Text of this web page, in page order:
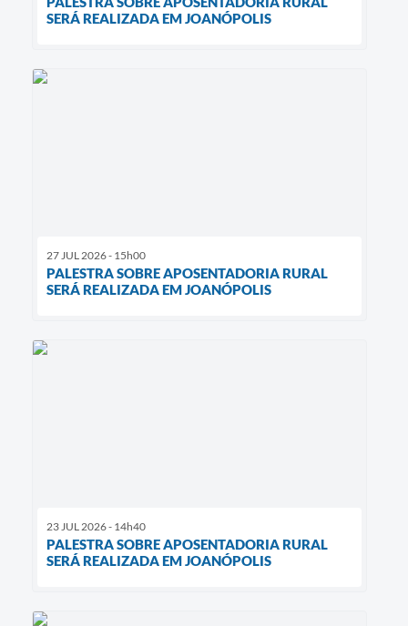
SERÁ REALIZADA EM JOANÓPOLIS
27 JUL 2026 - 15h00
PALESTRA SOBRE APOSENTADORIA RURAL
SERÁ REALIZADA EM JOANÓPOLIS
23 JUL 2026 - 14h40
PALESTRA SOBRE APOSENTADORIA RURAL
SERÁ REALIZADA EM JOANÓPOLIS